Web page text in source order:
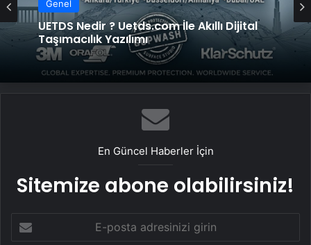
Genel
UETDS Nedir ? Uetds.com İle Akıllı Dijital
Taşımacılık Yazılımı
En Güncel Haberler İçin
Sitemize abone olabilirsiniz!
posta